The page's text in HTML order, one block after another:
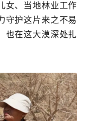
女、当地林业工作
守护这片来之不易
也在这大漠深处扎